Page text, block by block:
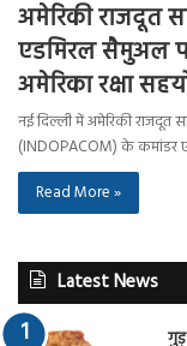
अमेरिकी राजदूत
एडमिरल सैमुअल
अमेरिका रक्षा
नई दिल्ली में अमेरिकी राजदूत
(INDOPACOM) के कमांडर
Read More »
Latest News